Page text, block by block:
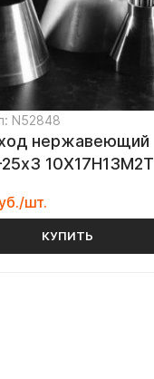
N52848
нержавеющий
10Х17Н13М2Т
шт.
КУПИТЬ